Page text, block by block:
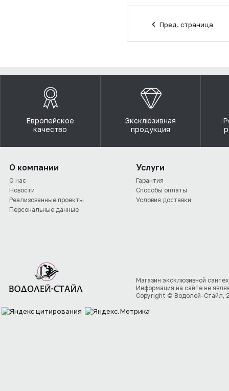
Пред. страница
Европейское
качество
Эксклюзивная
продукция
О компании
О нас
Новости
Реализованные проекты
Персональные данные
Услуги
Гарантия
Способы оплаты
Условия доставки
Магазин эксклюзивной
Информация на сайте не
Copyright © Водолей-Стайл,